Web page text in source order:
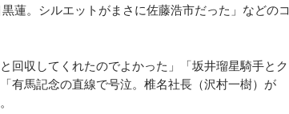
蓮。シルエットがまさに佐藤浩市だった」などのコ
収してくれたのでよかった」「坂井瑠星騎手とク
有馬記念の直線で号泣。椎名社長（沢村一樹）が